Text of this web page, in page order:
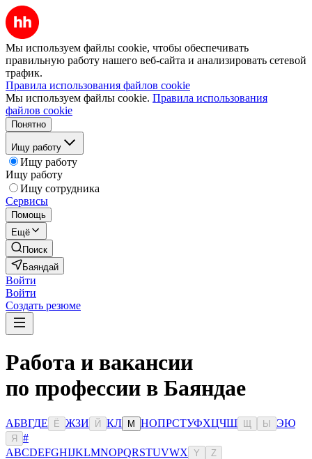
Мы используем файлы cookie, чтобы обеспечивать
правильную работу нашего веб-сайта и анализировать сетевой
трафик.
Правила использования файлов cookie
Мы используем файлы cookie. Правила использования
файлов cookie
Понятно
Ищу работу
Ищу работу
Ищу работу
Ищу сотрудника
Сервисы
Помощь
Ещё
Поиск
Баяндай
Войти
Войти
Создать резюме
Работа и вакансии
по профессии в Баяндае
АБВГДЕ Ё ЖЗИ Й КЛ М НОПРСТУФХЦЧШ Ы ЭЮ
Я
#
ABCDEFGHIJKLMNOPQRSTUVWX Y Z